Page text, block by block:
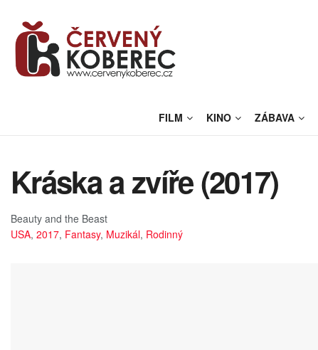
FILM KINO ZÁBAVA
Kráska a zvíře (2017)
Beauty and the Beast
USA, 2017, Fantasy, Muzikál, Rodinný